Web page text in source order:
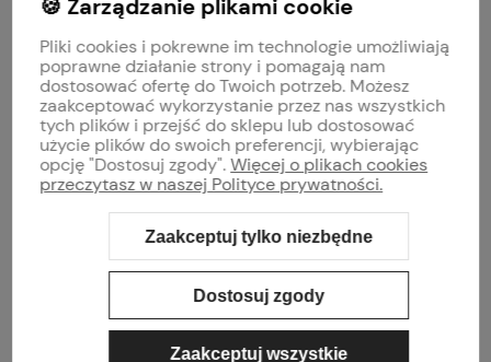
MOJE KONTO
PŁATNOŚCI I DOSTAWA
INFORMACJE
O NAS
Sklep internetowy Shoper Premium Szablon Shoper Modern 3.0™
GrowCommerce
🍪 Zarządzanie plikami cookie
Pliki cookies i pokrewne im technologie umożliwiają
poprawne działanie strony i pomagają nam
dostosować ofertę do Twoich potrzeb. Możesz
zaakceptować wykorzystanie przez nas wszystkich
tych plików i przejść do sklepu lub dostosować
użycie plików do swoich preferencji, wybierając
opcję "Dostosuj zgody".Więcej o plikach cookies
przeczytasz w naszej Polityce prywatności.
Zaakceptuj tylko niezbędne
Dostosuj zgody
Zaakceptuj wszystkie